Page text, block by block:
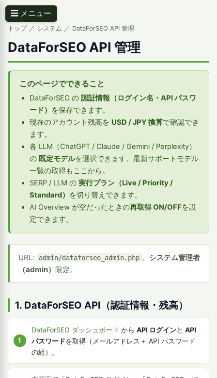
☰ メニュー
トップ／ システム ／ DataForSEO API 管理
DataForSEO API 管理
このページでできること
DataForSEO の 認証情報（ログイン名・API パスワ
ード）
を保存できます。
現在のアカウント残高を USD / JPY 換算で確認でき
ます。
各 LLM（ChatGPT / Claude / Gemini / Perplexity）
の 既定モデルを選択できます。最新サポートモデル
一覧の取得もここから。
SERP / LLM の 実行プラン（Live / Priority /
Standard）
を切り替えできます。
AI Overview が空だったときの再取得 ON/OFFを設
定できます。
URL: admin/dataforseo_admin.php 。 システム管理者
（admin） 限定。
1. DataForSEO API（認証情報・残高）
DataForSEO ダッシュボード から API ログインと API
パスワードを取得（メールアドレス＋ API パスワード
の組）。